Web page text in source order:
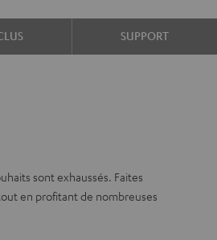
SUPPORT
sont exhaussés. Faites
en profitant de nombreuses